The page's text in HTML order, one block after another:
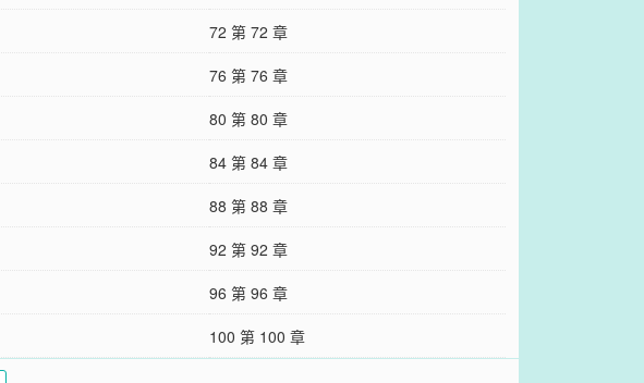
72 第 72 章
76 第 76 章
80 第 80 章
84 第 84 章
88 第 88 章
92 第 92 章
96 第 96 章
100 第 100 章